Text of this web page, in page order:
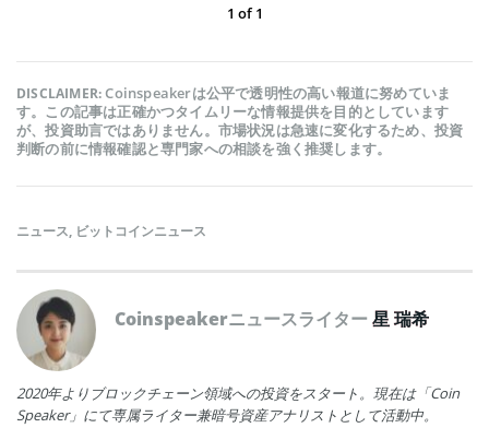
1 of1
DISCLAIMER:Coinspeakerは公平で透明性の高い報道に努めていま
す。この記事は正確かつタイムリーな情報提供を目的としています
が、投資助言ではありません。市場状況は急速に変化するため、投資
判断の前に情報確認と専門家への相談を強く推奨します。
ニュース, ビットコインニュース
Coinspeakerニュースライター星 瑞希
2020年よりブロックチェーン領域への投資をスタート。現在は「Coin
Speaker」にて専属ライター兼暗号資産アナリストとして活動中。